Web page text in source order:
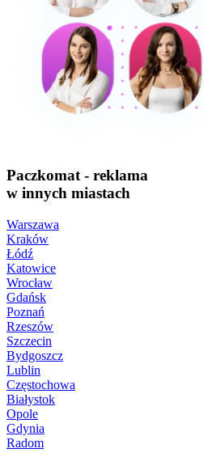
Paczkomat - reklama
w innych miastach
Warszawa
Kraków
Łódź
Katowice
Wrocław
Gdańsk
Poznań
Rzeszów
Szczecin
Bydgoszcz
Lublin
Częstochowa
Białystok
Opole
Gdynia
Radom